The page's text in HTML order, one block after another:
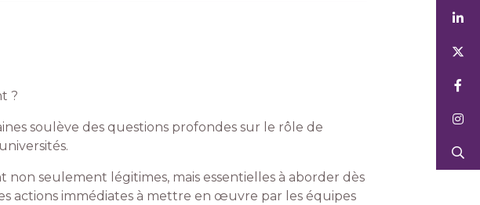
?
soulève des questions profondes sur le rôle de
seulement légitimes, mais essentielles à aborder dès
actions immédiates à mettre en œuvre par les équipes